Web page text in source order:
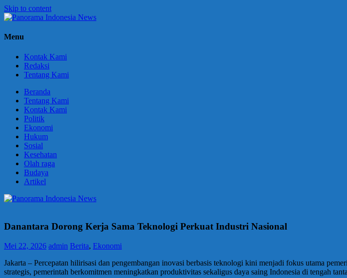
Skip to content
Panorama
Berani
Menu
Kontak Kami
Redaksi
Tentang Kami
Beranda
Tentang Kami
Kontak Kami
Politik
Ekonomi
Hukum
Sosial
Kesehatan
Olah raga
Budaya
Artikel
Danantara Dorong Kerja Sama Teknologi Perkuat Industri Nasional
Mei 22, 2026 admin Berita, Ekonomi
Jakarta – Percepatan hilirisasi dan pengembangan inovasi berbasis teknologi kini menjadi fokus utama
strategis, pemerintah berkomitmen meningkatkan produktivitas sekaligus daya saing Indonesia di tengah